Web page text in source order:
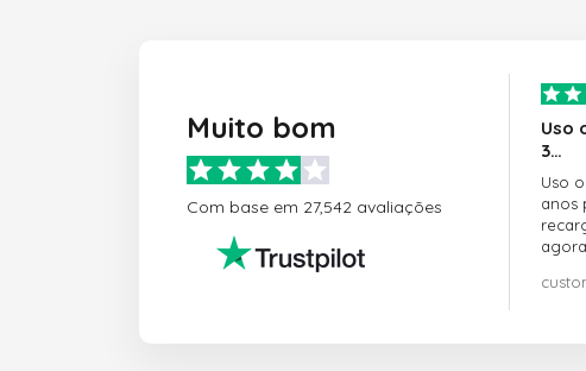
Muito bom
Com base em 27,542 avaliações
Uso
3…
Uso
anos